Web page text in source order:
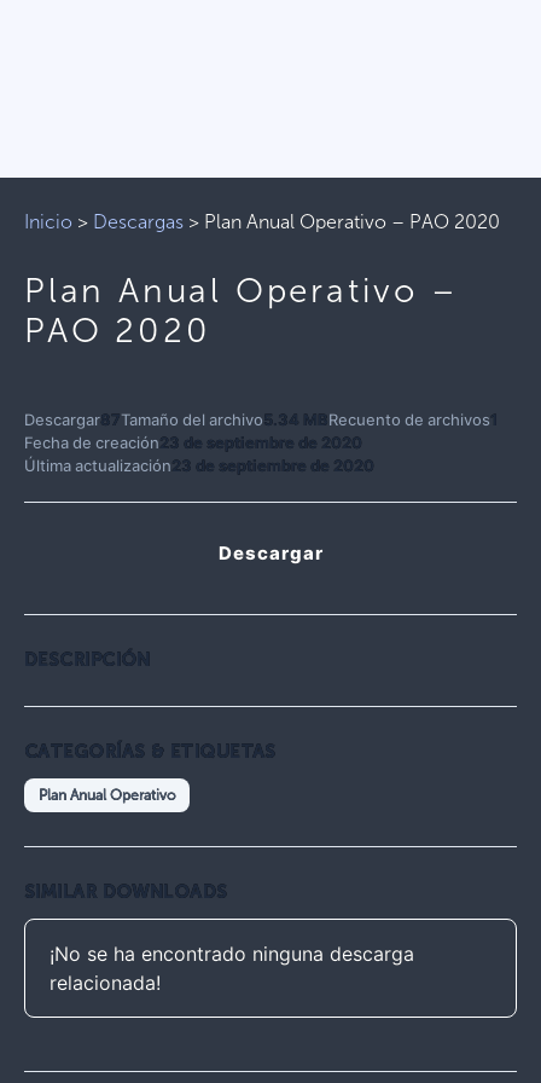
Inicio > Descargas > Plan Anual Operativo – PAO 2020
Plan Anual Operativo –
PAO 2020
Descargar 87 Tamaño del archivo5.34 MBRecuento de archivos1
Fecha de creación23 de septiembre de 2020
Última actualización23 de septiembre de 2020
Descargar
DESCRIPCIÓN
CATEGORÍAS & ETIQUETAS
Plan Anual Operativo
SIMILAR DOWNLOADS
¡No se ha encontrado ninguna descarga
relacionada!